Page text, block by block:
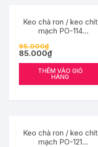
Keo chà ron / keo chít
mạch PO-114
vệ 3 lớp (màu sắt)
95.000₫
85.000₫
THÊM VÀO GIỎ
HÀNG
Keo chà ron / keo chít
mạch PO-121